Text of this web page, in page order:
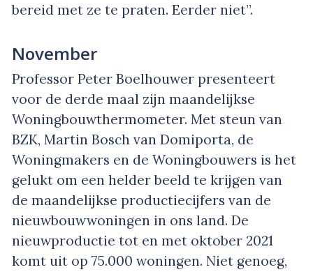
bereid met ze te praten. Eerder niet”.
November
Professor Peter Boelhouwer presenteert
voor de derde maal zijn maandelijkse
Woningbouwthermometer. Met steun van
BZK, Martin Bosch van Domiporta, de
Woningmakers en de Woningbouwers is het
gelukt om een helder beeld te krijgen van
de maandelijkse productiecijfers van de
nieuwbouwwoningen in ons land. De
nieuwproductie tot en met oktober 2021
komt uit op 75.000 woningen. Niet genoeg,